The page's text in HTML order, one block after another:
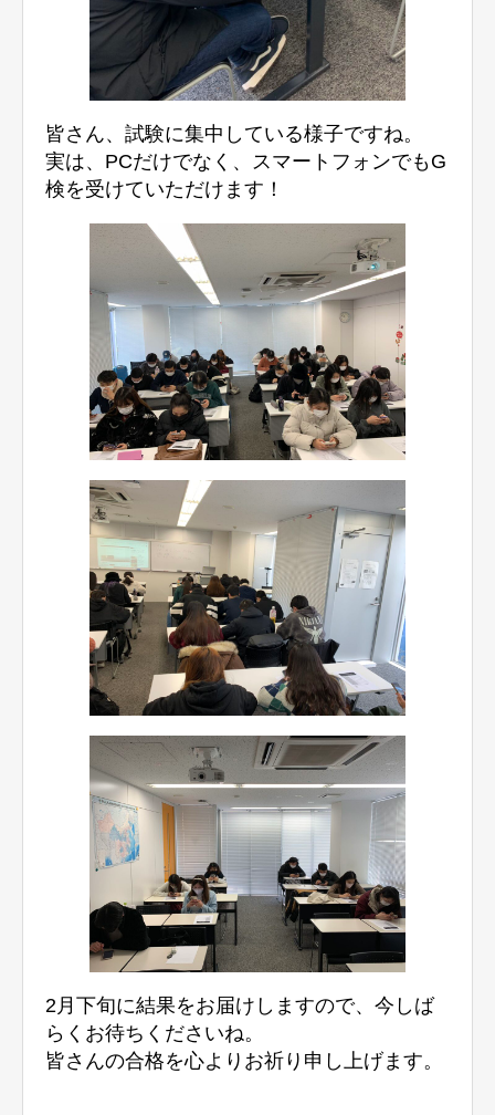
皆さん、試験に集中している様子ですね。
実は、PCだけでなく、スマートフォンでもG
検を受けていただけます！
2月下旬に結果をお届けしますので、今しば
らくお待ちくださいね。
皆さんの合格を心よりお祈り申し上げます。